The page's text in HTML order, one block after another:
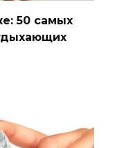
50 самых